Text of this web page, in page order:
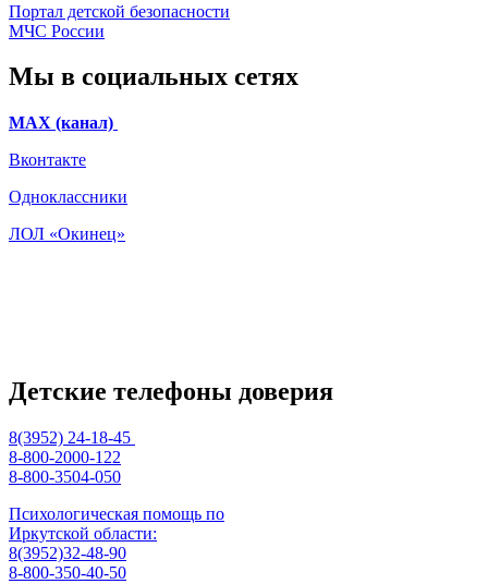
Портал детской безопасности
МЧС России
Мы в социальных сетях
МАХ (канал)
Вконтакте
Одноклассники
ЛОЛ «Окинец»
Детские телефоны доверия
8(3952) 24-18-45
8-800-2000-122
8-800-3504-050
Психологическая помощь по
Иркутской области:
8(3952)32-48-90
8-800-350-40-50